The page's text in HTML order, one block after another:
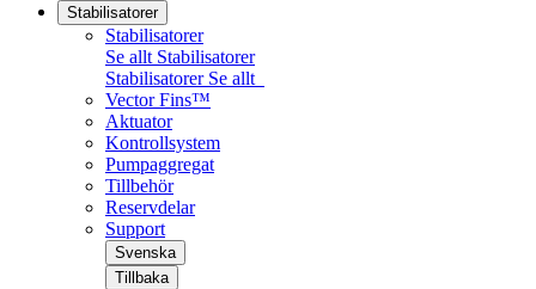
Stabilisatorer
Stabilisatorer
Se allt Stabilisatorer
Stabilisatorer Se allt
Vector Fins™
Aktuator
Kontrollsystem
Pumpaggregat
Tillbehör
Reservdelar
Support
Svenska
Tillbaka